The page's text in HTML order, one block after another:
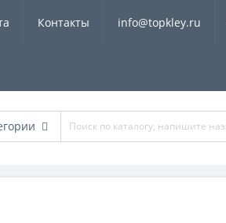
Контакты info@topkley.ru